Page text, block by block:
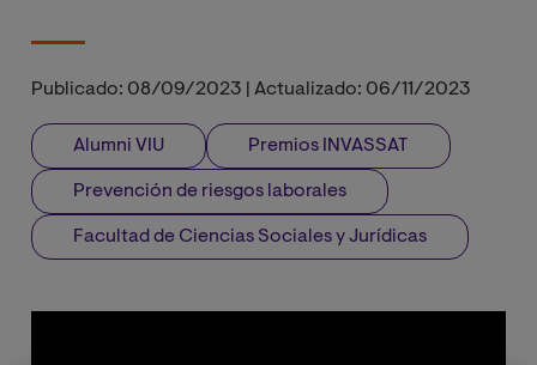
Publicado: 08/09/2023 Actualizado: 06/11/2023
Alumni VIU Premios INVASSAT
Prevención de riesgos laborales
Facultad de Ciencias Sociales y Jurídicas